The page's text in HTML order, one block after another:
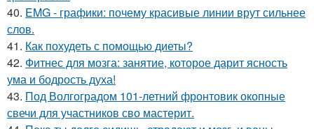
40. EMG - графики: почему красивые линии врут сильнее
слов.
41. Как похудеть с помощью диеты?
42. Фитнес для мозга: занятие, которое дарит ясность
ума и бодрость духа!
43. Под Волгоградом 101-летний фронтовик окопные
свечи для участников сво мастерит.